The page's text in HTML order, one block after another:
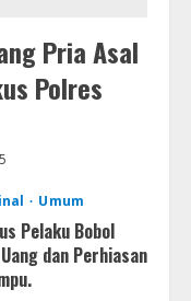
Way Kanan
of Thieves
Repack
Pria Asal
Polres
Umum
Pelaku Bobol
dan Perhiasan